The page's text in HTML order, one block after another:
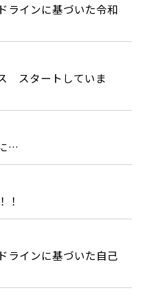
ラインに基づいた令和
スタートしていま
…
！
ラインに基づいた自己